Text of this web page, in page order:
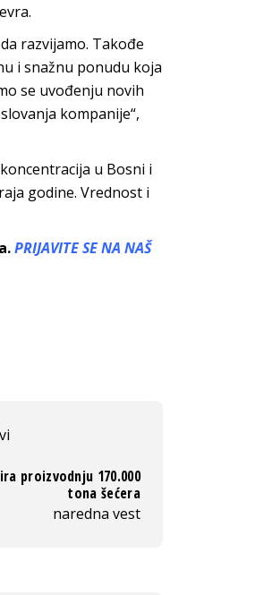
razvijamo. Takođe
i snažnu ponudu koja
se uvođenju novih
kompanije“,
u Bosni i
godine. Vrednost i
PRIJAVITE SE NA NAŠ
proizvodnju 170.000
tona šećera
naredna vest